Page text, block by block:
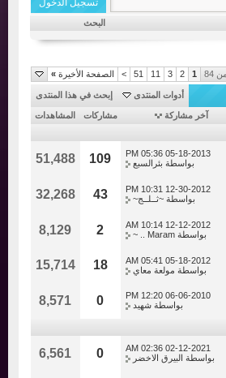
البحث
1
2
3
11
51
> الصفحة الأخيرة»
أدوات المنتدى إبحث في هذا المنتدى
آخر مشاركة مشاركات المشاهدات
05-18-2013
05:36 PM
بواسطةبئرالسبع 109
51,488
12-30-2012
10:31 PM
بواسطة~ثــلــج~ 32,268
12-12-2012
10:14 AM
بواسطةMaram .. ~
8,129
05-18-2012
05:41 AM
بواسطةمولعة معاي 15,714
06-06-2010
12:20 PM
بواسطةشهيد 8,571
02-12-2021
02:36 AM
بواسطةالبيرق الاخضر 6,561